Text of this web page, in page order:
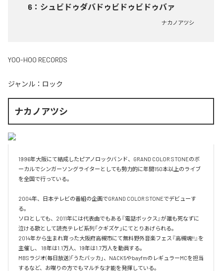
6 ： シュビドゥダバドゥビドゥビドゥバァ
ナカノアツシ
YOO-HOO RECORDS
ジャンル： ロック
ナカノアツシ
1996年大阪にて結成したピアノロックバンド、GRAND COLOR STONEのボ
ーカルでシンガーソングライターとしても勢力的に年間150本以上のライブ
を全国で行っている。
2004年、日本テレビの番組の企画でGRAND COLOR STONEでデビューす
る。
ソロとしても、2011年には代表曲でもある『電話ボックス』が誰も死なずに
泣ける歌として読売テレビ系列「クギズケ」にてとりあげられる。
2014年から生まれ育った大阪府高槻市にて無料野外音楽フェス『高槻魂!!』を
主催し、 18年は1.1万人、19年は1.7万人を動員する。
MBSラジオ(毎日放送)「うたバッカ」、NACK5やbayfmのレギュラーMCを担当
するなど、お喋りの方でもマルチな才能を発揮している。